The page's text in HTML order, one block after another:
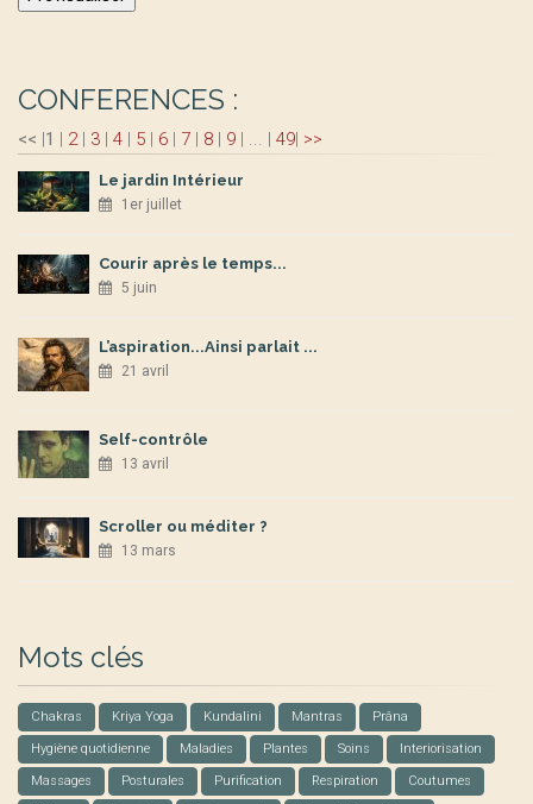
CONFERENCES :
<< |1 | 2| 3 | 4 | 5 | 6 | 7 | 8 | 9 | ... | 49| >>
Le jardin Intérieur
1er juillet
Courir après le temps...
5 juin
L’aspiration...Ainsi parlait ...
21 avril
Self-contrôle
13 avril
Scroller ou méditer ?
13 mars
Mots clés
Chakras Kriya Yoga Kundalini Mantras Prâna
Hygiène quotidienne Maladies Plantes Soins Interiorisation
Massages Posturales Purification Respiration Coutumes